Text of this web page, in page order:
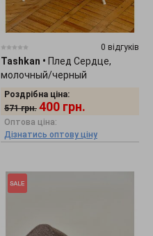
0 відгуків
Tashkan • Плед Сердце,
молочный/черный
1709000001
Роздрібна ціна:
571 грн. 400 грн.
Оптова ціна:
Дізнатись оптову ціну